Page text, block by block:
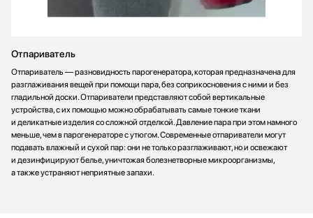
Отпариватель
Отпариватель — разновидность парогенератора, которая предназначена для
разглаживания вещей при помощи пара, без соприкосновения с ними и без
гладильной доски. Отпариватели представляют собой вертикальные
устройства, с их помощью можно обрабатывать самые тонкие ткани
и деликатные изделия со сложной отделкой. Давление пара при этом намного
меньше, чем в парогенераторе с утюгом. Современные отпариватели могут
подавать влажный и сухой пар: они не только разглаживают, но и освежают
и дезинфицируют белье, уничтожая болезнетворные микроорганизмы,
а также устраняют неприятные запахи.